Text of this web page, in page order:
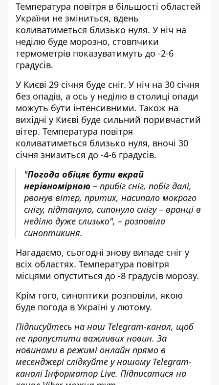
Температура повітря в більшості областей
України не зміниться, вдень
коливатиметься близько нуля. У ніч на
неділю буде морозно, стовпчики
термометрів показуватимуть до -2-6
градусів.
У Києві 29 січня буде сніг. У ніч на 30 січня
без опадів, а ось у неділю в столиці опади
можуть бути інтенсивними. Також на
вихідні у Києві буде сильний поривчастий
вітер. Температура повітря
коливатиметься близько нуля, вночі 30
січня знизиться до -4-6 градусів.
"Погода обіцяє бути вкрай
нерівномірною – прибіг сніг, побіг далі,
рвонув вітер, притих, насипало мокрого
снігу, підтануло, сипонуло снігу – вранці в
неділю дуже слизько", – розповіла
синоптикиня.
Нагадаємо, сьогодні знову випаде сніг у
всіх областях. Температура повітря
місцями опуститься до -8 градусів морозу.
Крім того, синоптики розповіли, якою
буде погода в Україні у лютому.
Підписуйтесь на наш Telegram-канал, щоб
не пропустити важливих новин. За
новинами в режимі онлайн прямо в
месенджері слідкуйте у нашому Telegram-
каналіІнформатор Live. Підписатися на